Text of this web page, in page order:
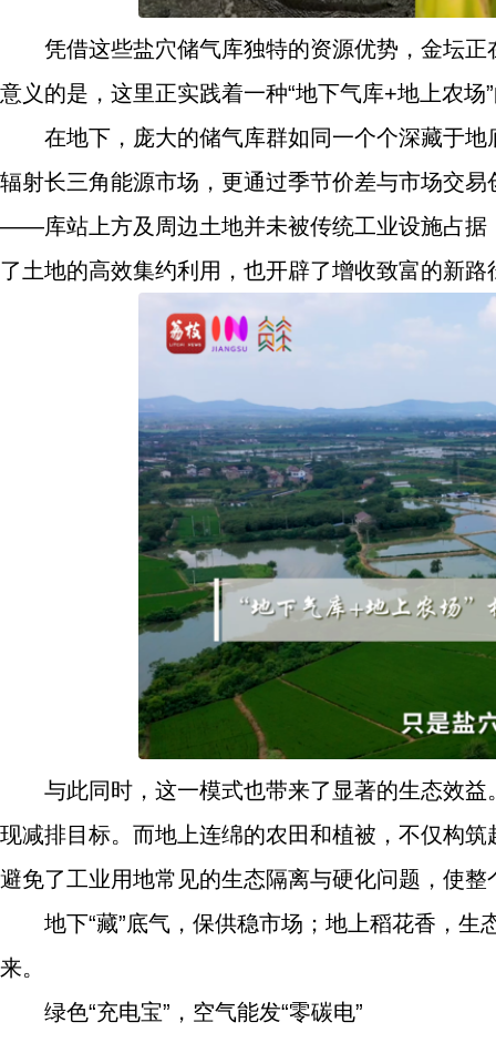
凭借这些盐穴储气库独特的资源优势，金坛
意义的是，这里正实践着一种“地下气库+地上农
在地下，庞大的储气库群如同一个个深藏于
辐射长三角能源市场，更通过季节价差与市场交
——库站上方及周边土地并未被传统工业设施占据
了土地的高效集约利用，也开辟了增收致富的新
与此同时，这一模式也带来了显著的生态效
现减排目标。而地上连绵的农田和植被，不仅构
避免了工业用地常见的生态隔离与硬化问题，使
地下“藏”底气，保供稳市场；地上稻花香，
来。
绿色“充电宝”，空气能发“零碳电”